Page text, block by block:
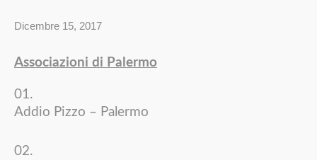
Dicembre 15, 2017
Associazioni di Palermo
Addio Pizzo – Palermo